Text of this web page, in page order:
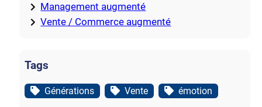
Management augmenté
Vente / Commerce augmenté
Tags
Générations Vente émotion